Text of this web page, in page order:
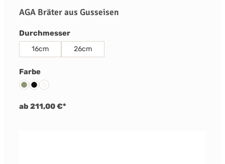
AGA Bräter aus Gusseisen
Durchmesserauswählen
16cm 26cm
Farbeauswählen
OlivineSchwarz
Weiß
ab 211,00 €*